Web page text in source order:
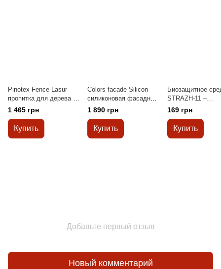
Pinotex Fence Lasur
пропитка для дерева с
декоративным
эффектом 2,5 л
(орегон)
1 465 грн
Купить
Colors facade Silicon
cиликоновая фасадная
краска 2,7л
1 890 грн
Купить
Биозащитное
STRAZH-11 –
антисептик
сильнейшего
готовый водный
раствор 2 л
169 грн
Купить
Добавьте первый отзыв
Новый комментарий